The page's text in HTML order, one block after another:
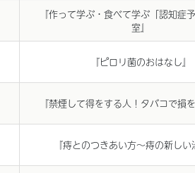
『作って学ぶ・食べて学ぶ「認知症
室』
『ピロリ菌のおはなし』
『禁煙して得をする人！タバコで損
『痔とのつきあい方～痔の新しい